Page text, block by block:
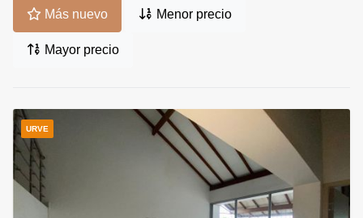
Más nuevo Menor precio
Mayor precio
URVE